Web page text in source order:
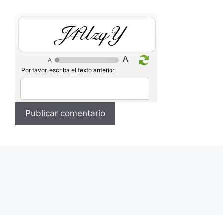
Of2Cwn
Por favor, escriba el texto anterior: